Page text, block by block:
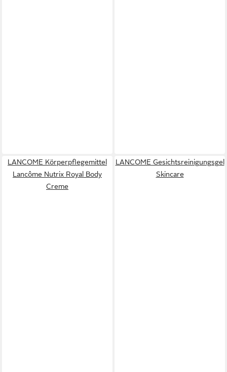
LANCOME Körperpflegemittel
Lancôme Nutrix Royal Body
Creme
LANCOME Gesichtsreinigungsgel
Skincare